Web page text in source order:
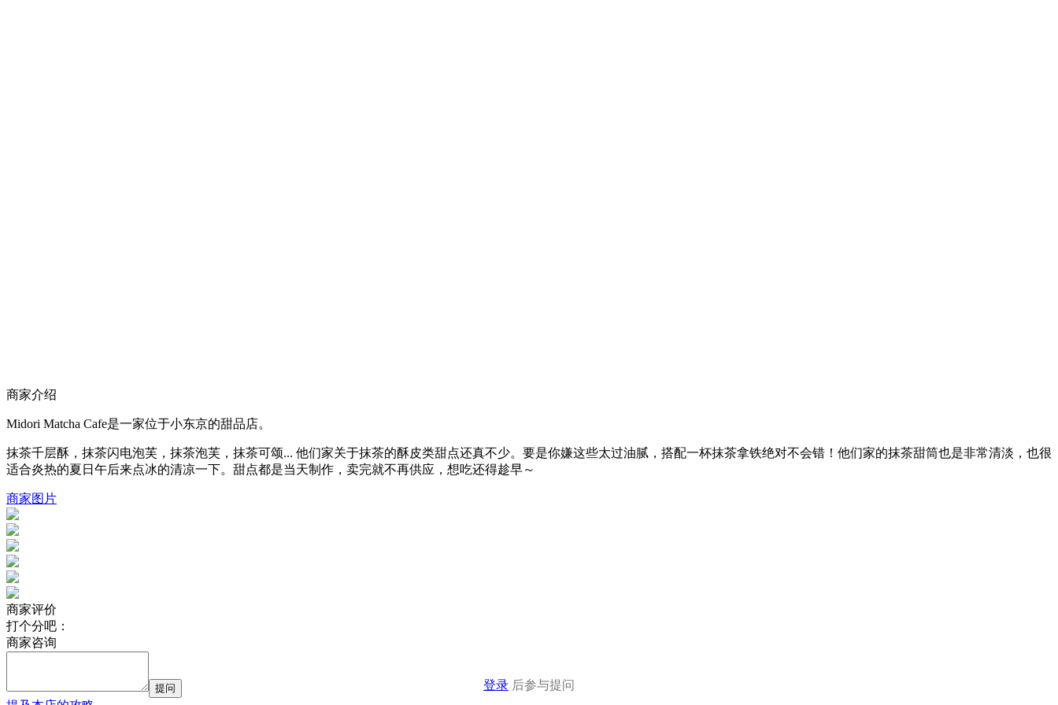
商家介绍
Midori Matcha Cafe是一家位于小东京的甜品店。
抹茶千层酥，抹茶闪电泡芙，抹茶泡芙，抹茶可颂... 他们家关于抹茶的酥皮类甜点还真不少。要是你嫌这些太过油腻，搭配一杯抹茶拿铁绝对不会错！他们家的抹茶甜筒也是非常清淡，也很
适合炎热的夏日午后来点冰的清凉一下。甜点都是当天制作，卖完就不再供应，想吃还得趁早～
商家图片
商家评价
打个分吧：
商家咨询
登录 后参与提问
提问